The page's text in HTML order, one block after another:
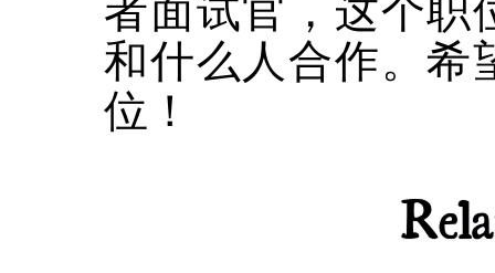
者面试官，这个职
和什么人合作。希
位！